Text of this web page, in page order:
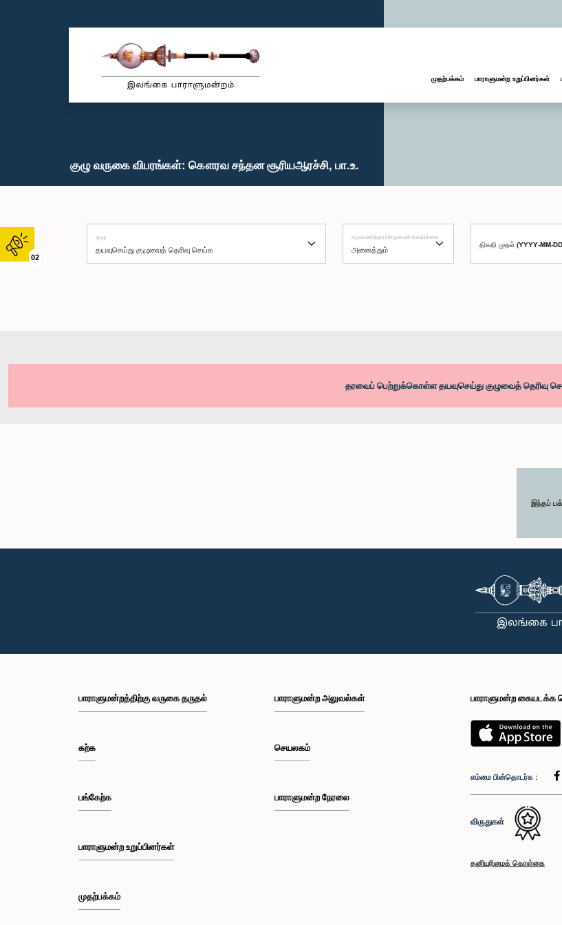
02
முதற்பக்கம் பாராளுமன்ற உறுப்பினர்கள்
குழு வருகை விபரங்கள்: கௌரவ சந்தன சூரியஆரச்சி, பா.உ.
குழு சமூகமளித்தார்/சமூகமளிக்கவில்லை
திகதி முதல் (YYYY-MM-
தரவைப் பெற்றுக்கொள்ள தயவுசெய்து குழுவைத் தெரிவு
இந்தப்
பாராளுமன்றத்திற்கு வருகை தருதல்
கற்க
பங்கேற்க
பாராளுமன்ற உறுப்பினர்கள்
முதற்பக்கம்
பாராளுமன்ற அலுவல்கள்
செயலகம்
பாராளுமன்ற நேரலை
பாராளுமன்ற கையடக்க
எம்மை பின்தொடர்க :
விருதுகள்
தனியுரிமைக் கொள்கை